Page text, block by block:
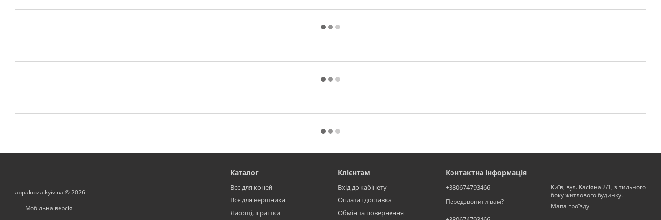
appalooza.kyiv.ua © 2026
Мобільна версія
Каталог
Все для коней
Все для вершника
Ласощі, іграшки
Клієнтам
Вхід до кабінету
Оплата і доставка
Обмін та повернення
Контактна інформація
+380674793466
Передзвонити вам?
Київ, вул. Касіяна 2/1, з тильного
боку житлового будинку.
Мапа проїзду